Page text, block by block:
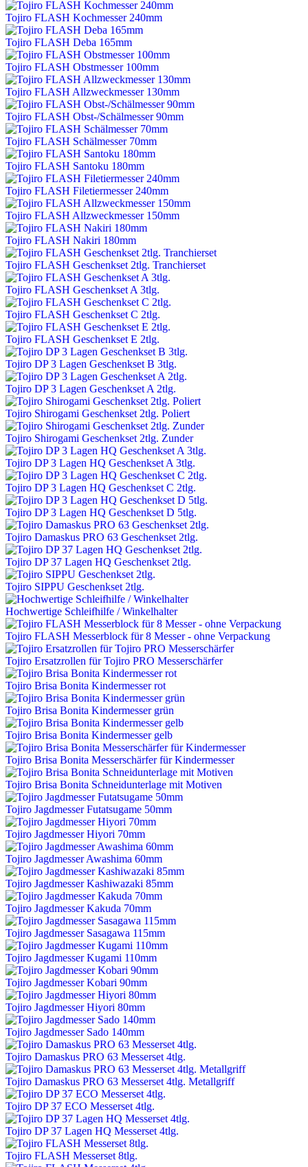
Tojiro FLASH Kochmesser 240mm
Tojiro FLASH Deba 165mm
Tojiro FLASH Obstmesser 100mm
Tojiro FLASH Allzweckmesser 130mm
Tojiro FLASH Obst-/Schälmesser 90mm
Tojiro FLASH Schälmesser 70mm
Tojiro FLASH Santoku 180mm
Tojiro FLASH Filetiermesser 240mm
Tojiro FLASH Allzweckmesser 150mm
Tojiro FLASH Nakiri 180mm
Tojiro FLASH Geschenkset 2tlg. Tranchierset
Tojiro FLASH Geschenkset A 3tlg.
Tojiro FLASH Geschenkset C 2tlg.
Tojiro FLASH Geschenkset E 2tlg.
Tojiro DP 3 Lagen Geschenkset B 3tlg.
Tojiro DP 3 Lagen Geschenkset A 2tlg.
Tojiro Shirogami Geschenkset 2tlg. Poliert
Tojiro Shirogami Geschenkset 2tlg. Zunder
Tojiro DP 3 Lagen HQ Geschenkset A 3tlg.
Tojiro DP 3 Lagen HQ Geschenkset C 2tlg.
Tojiro DP 3 Lagen HQ Geschenkset D 5tlg.
Tojiro Damaskus PRO 63 Geschenkset 2tlg.
Tojiro DP 37 Lagen HQ Geschenkset 2tlg.
Tojiro SIPPU Geschenkset 2tlg.
Hochwertige Schleifhilfe / Winkelhalter
Tojiro FLASH Messerblock für 8 Messer - ohne Verpackung
Tojiro Ersatzrollen für Tojiro PRO Messerschärfer
Tojiro Brisa Bonita Kindermesser rot
Tojiro Brisa Bonita Kindermesser grün
Tojiro Brisa Bonita Kindermesser gelb
Tojiro Brisa Bonita Messerschärfer für Kindermesser
Tojiro Brisa Bonita Schneidunterlage mit Motiven
Tojiro Jagdmesser Futatsugame 50mm
Tojiro Jagdmesser Hiyori 70mm
Tojiro Jagdmesser Awashima 60mm
Tojiro Jagdmesser Kashiwazaki 85mm
Tojiro Jagdmesser Kakuda 70mm
Tojiro Jagdmesser Sasagawa 115mm
Tojiro Jagdmesser Kugami 110mm
Tojiro Jagdmesser Kobari 90mm
Tojiro Jagdmesser Hiyori 80mm
Tojiro Jagdmesser Sado 140mm
Tojiro Damaskus PRO 63 Messerset 4tlg.
Tojiro Damaskus PRO 63 Messerset 4tlg. Metallgriff
Tojiro DP 37 ECO Messerset 4tlg.
Tojiro DP 37 Lagen HQ Messerset 4tlg.
Tojiro FLASH Messerset 8tlg.